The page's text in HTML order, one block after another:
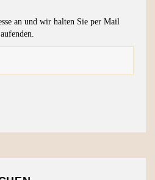
an und wir halten Sie per Mail